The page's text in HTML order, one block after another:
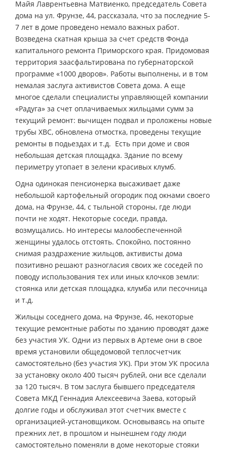
Майя Лаврентьевна Матвиенко, председатель Совета
дома на ул. Фрунзе, 44, рассказала, что за последние 5-
7 лет в доме проведено немало важных работ.
Возведена скатная крыша за счет средств Фонда
капитального ремонта Приморского края. Придомовая
территория заасфальтирована по губернаторской
программе «1000 дворов». Работы выполнены, и в том
немалая заслуга активистов Совета дома. А еще
многое сделали специалисты управляющей компании
«Радуга» за счет оплачиваемых жильцами сумм за
текущий ремонт: вычищен подвал и проложены новые
трубы ХВС, обновлена отмостка, проведены текущие
ремонты в подьездах и т.д. Есть при доме и своя
небольшая детская площадка. Здание по всему
периметру утопает в зелени красивых клумб.
Одна одинокая пенсионерка высаживает даже
небольшой картофельный огородик под окнами своего
дома, на Фрунзе, 44, с тыльной стороны, где люди
почти не ходят. Некоторые соседи, правда,
возмущались. Но интересы малообеспеченной
женщины удалось отстоять. Спокойно, постоянно
снимая раздражение жильцов, активисты дома
позитивно решают разногласия своих же соседей по
поводу использования тех или иных клочков земли:
стоянка или детская площадка, клумба или песочница
и т.д.
Жильцы соседнего дома, на Фрунзе, 46, некоторые
текущие ремонтные работы по зданию проводят даже
без участия УК. Одни из первых в Артеме они в свое
время установили общедомовой теплосчетчик
самостоятельно (без участия УК). При этом УК просила
за установку около 400 тысяч рублей, они все сделали
за 120 тысяч. В том заслуга бывшего председателя
Совета МКД Геннадия Алексеевича Заева, который
долгие годы и обслуживал этот счетчик вместе с
организацией-установщиком. Основываясь на опыте
прежних лет, в прошлом и нынешнем году люди
самостоятельно поменяли в доме некоторые стояки